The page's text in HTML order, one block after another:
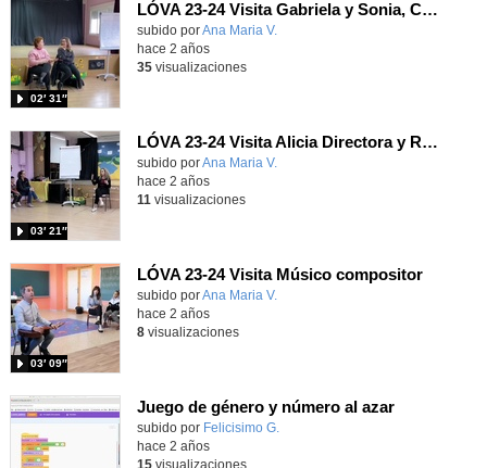
LÓVA 23-24 Visita Gabriela y Sonia, Caracterización y vestuario
Contenido educativo.
subido porAna Maria V.
02′ 31″
hace 2 años
35visualizaciones
LÓVA 23-24 Visita Alicia Directora y RRPP
Contenido educativo.
subido porAna Maria V.
03′ 21″
hace 2 años
11 visualizaciones
LÓVA 23-24 Visita Músico compositor
Contenido educativo.
subido porAna Maria V.
03′ 09″
hace 2 años
8visualizaciones
Juego de género y número al azar
Contenido educativo.
subido por Felicisimo G.
hace 2 años
15visualizaciones